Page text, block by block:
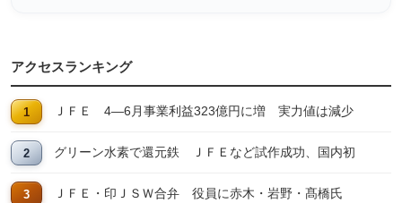
アクセスランキング
ＪＦＥ 4―6月事業利益323億円に増 実力値は減少
グリーン水素で還元鉄 ＪＦＥなど試作成功、国内初
ＪＦＥ・印ＪＳＷ合弁 役員に赤木・岩野・髙橋氏